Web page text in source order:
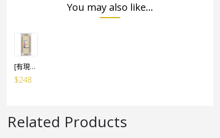
You may also like...
[有現貨, 限店直接買]ONE PIECE砌圖專用框（352塊用 18.2×51.5cm）
$248
Related Products